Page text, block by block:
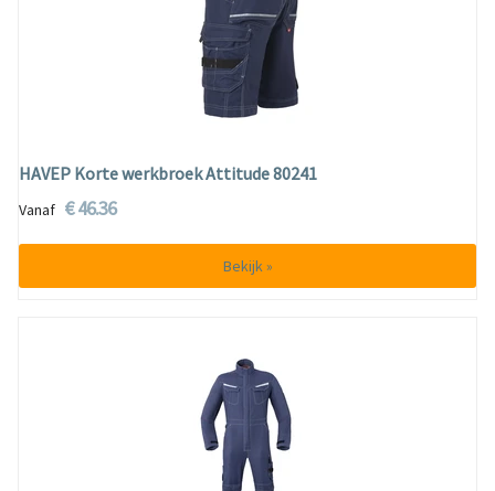
HAVEP Korte werkbroek Attitude 80241
Vanaf € 46.36
Bekijk »